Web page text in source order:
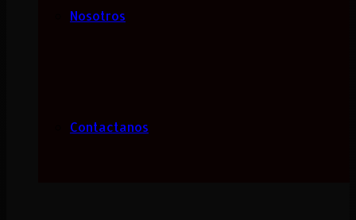
Nosotros
Contactanos